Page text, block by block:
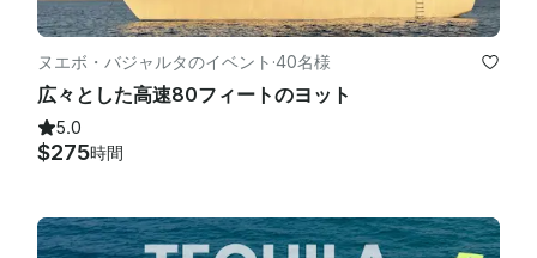
ヌエボ・バジャルタのイベント ·40名様
広々とした高速80フィートのヨット
5.0
$275時間